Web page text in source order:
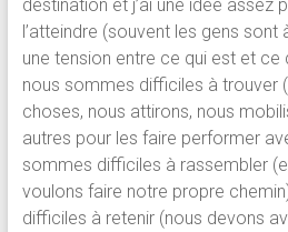
destination et j’ai une idée assez
l’atteindre (souvent les gens sont
une tension entre ce qui est et ce
nous sommes difficiles à trouver
choses, nous attirons, nous
autres pour les faire performer
sommes difficiles à rassembler
voulons faire notre propre
difficiles à retenir (nous devons